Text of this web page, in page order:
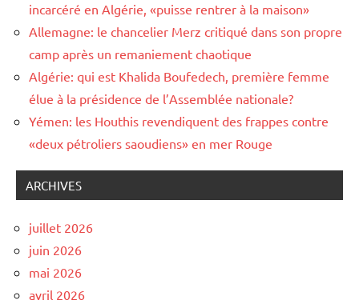
incarcéré en Algérie, «puisse rentrer à la maison»
Allemagne: le chancelier Merz critiqué dans son propre
camp après un remaniement chaotique
Algérie: qui est Khalida Boufedech, première femme
élue à la présidence de l’Assemblée nationale?
Yémen: les Houthis revendiquent des frappes contre
«deux pétroliers saoudiens» en mer Rouge
ARCHIVES
juillet 2026
juin 2026
mai 2026
avril 2026